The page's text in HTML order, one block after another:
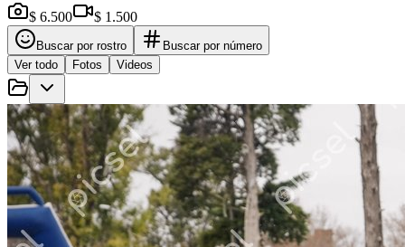
$ 6.500
$ 1.500
Buscar por rostro
Buscar por número
Ver todo
Fotos Videos